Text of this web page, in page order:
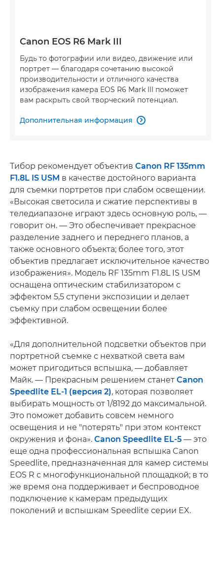
Canon EOS R6 Mark III
Будь то фотографии или видео, движение или
портрет — благодаря сочетанию высокой
производительности и отличного качества
изображения камера EOS R6 Mark III поможет
вам раскрыть свой творческий потенциал.
Дополнительная информация 
Тибор рекомендует объектив Canon RF 135mm
F1.8L IS USM в качестве достойного варианта
для съемки портретов при слабом освещении.
«Высокая светосила и сжатие перспективы в
теледиапазоне играют здесь основную роль, —
говорит он. — Это обеспечивает прекрасное
разделение заднего и переднего планов, а
также основного объекта; более того, этот
объектив предлагает исключительное качество
изображения». Модель RF 135mm F1.8L IS USM
оснащена оптическим стабилизатором с
эффектом 5,5 ступени экспозиции и делает
съемку при слабом освещении более
эффективной.
«Для дополнительной подсветки объектов при
портретной съемке с нехваткой света вам
может пригодиться вспышка, — добавляет
Майк. — Прекрасным решением станет Canon
Speedlite EL-1 (версия 2), которая позволяет
выбирать мощность от 1/8192 до максимальной.
Это поможет добавить совсем немного
освещения и не "потерять" при этом контекст
окружения и фона». Canon Speedlite EL-5 — это
еще одна профессиональная вспышка Canon
Speedlite, предназначенная для камер системы
EOS R с многофункциональной площадкой; в то
же время она поддерживает и беспроводное
подключение к камерам предыдущих
поколений и вспышкам Speedlite серии EX­.